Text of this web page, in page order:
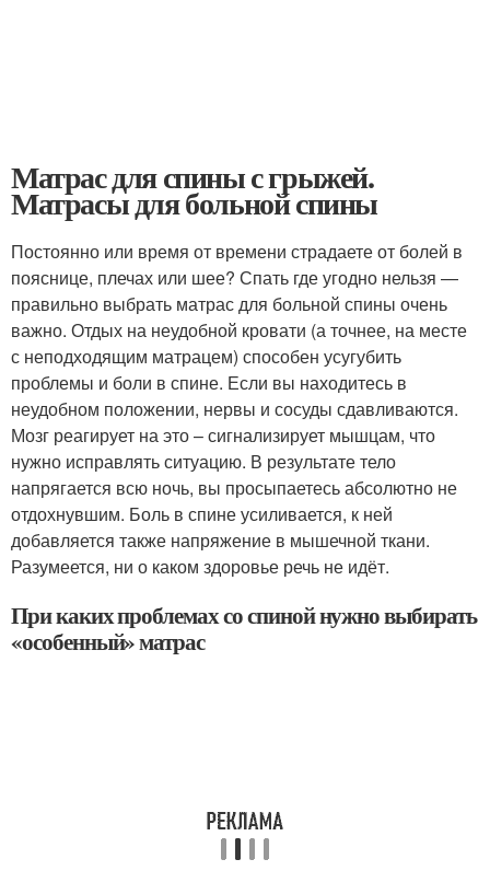
Матрас для спины с грыжей.
Матрасы для больной спины
Постоянно или время от времени страдаете от болей в
пояснице, плечах или шее? Спать где угодно нельзя —
правильно выбрать матрас для больной спины очень
важно. Отдых на неудобной кровати (а точнее, на месте
с неподходящим матрацем) способен усугубить
проблемы и боли в спине. Если вы находитесь в
неудобном положении, нервы и сосуды сдавливаются.
Мозг реагирует на это – сигнализирует мышцам, что
нужно исправлять ситуацию. В результате тело
напрягается всю ночь, вы просыпаетесь абсолютно не
отдохнувшим. Боль в спине усиливается, к ней
добавляется также напряжение в мышечной ткани.
Разумеется, ни о каком здоровье речь не идёт.
При каких проблемах со спиной нужно выбирать
«особенный» матрас